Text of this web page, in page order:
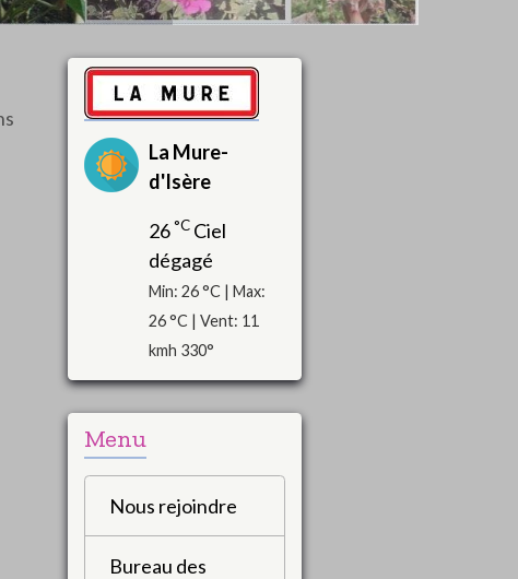
La Mure-
d'Isère
26 °CCiel
dégagé
Min: 26 °C | Max:
26 °C | Vent: 11
kmh 330°
Menu
Nous rejoindre
Bureau des